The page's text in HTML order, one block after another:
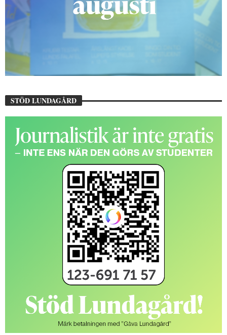
STÖD LUNDAGÅRD